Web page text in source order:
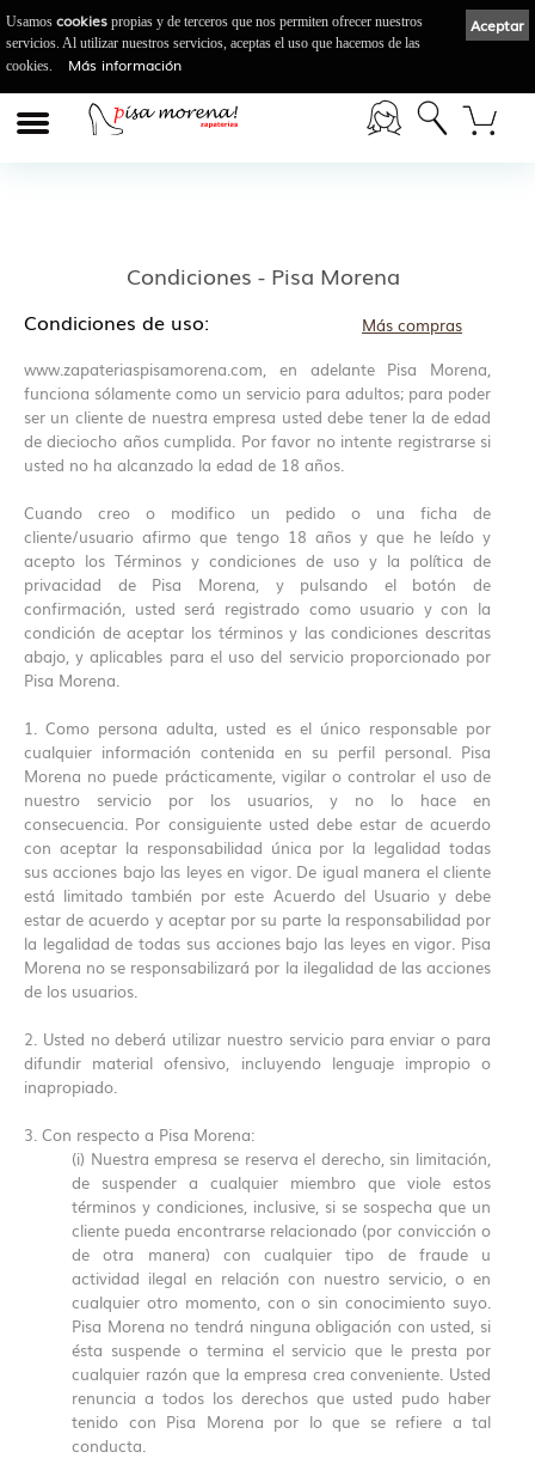
Condiciones - Pisa Morena
Más compras
Condiciones de uso:
www.zapateriaspisamorena.com, en adelante Pisa Morena,
funciona sólamente como un servicio para adultos; para poder
ser un cliente de nuestra empresa usted debe tener la de edad
de dieciocho años cumplida. Por favor no intente registrarse si
usted no ha alcanzado la edad de 18 años.
Cuando creo o modifico un pedido o una ficha de
cliente/usuario afirmo que tengo 18 años y que he leído y
acepto los Términos y condiciones de uso y la política de
privacidad de Pisa Morena, y pulsando el botón de
confirmación, usted será registrado como usuario y con la
condición de aceptar los términos y las condiciones descritas
abajo, y aplicables para el uso del servicio proporcionado por
Pisa Morena.
1. Como persona adulta, usted es el único responsable por
cualquier información contenida en su perfil personal. Pisa
Morena no puede prácticamente, vigilar o controlar el uso de
nuestro servicio por los usuarios, y no lo hace en
consecuencia. Por consiguiente usted debe estar de acuerdo
con aceptar la responsabilidad única por la legalidad todas
sus acciones bajo las leyes en vigor. De igual manera el cliente
está limitado también por este Acuerdo del Usuario y debe
estar de acuerdo y aceptar por su parte la responsabilidad por
la legalidad de todas sus acciones bajo las leyes en vigor. Pisa
Morena no se responsabilizará por la ilegalidad de las acciones
de los usuarios.
2. Usted no deberá utilizar nuestro servicio para enviar o para
difundir material ofensivo, incluyendo lenguaje impropio o
inapropiado.
3. Con respecto a Pisa Morena:
(i) Nuestra empresa se reserva el derecho, sin limitación,
de suspender a cualquier miembro que viole estos
términos y condiciones, inclusive, si se sospecha que un
cliente pueda encontrarse relacionado (por convicción o
de otra manera) con cualquier tipo de fraude u
actividad ilegal en relación con nuestro servicio, o en
cualquier otro momento, con o sin conocimiento suyo.
Pisa Morena no tendrá ninguna obligación con usted, si
ésta suspende o termina el servicio que le presta por
cualquier razón que la empresa crea conveniente. Usted
renuncia a todos los derechos que usted pudo haber
tenido con Pisa Morena por lo que se refiere a tal
conducta.
Aceptar
Usamos cookies propias y de terceros que nos permiten ofrecer nuestros
servicios. Al utilizar nuestros servicios, aceptas el uso que hacemos de las
cookies.
Más información